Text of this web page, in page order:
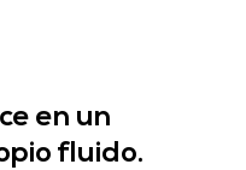
en un
fluido.